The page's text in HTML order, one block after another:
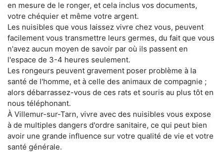
en mesure de le ronger, et cela inclus vos documents,
votre chéquier et même votre argent.
Les nuisibles que vous laissez vivre chez vous, peuvent
facilement vous transmettre leurs germes, du fait que vous
n'avez aucun moyen de savoir par où ils passent en
l'espace de 3-4 heures seulement.
Les rongeurs peuvent gravement poser problème à la
santé de l'homme, et à celle des animaux de compagnie ;
alors débarrassez-vous de ces rats et souris au plus tôt en
nous téléphonant.
À Villemur-sur-Tarn, vivre avec des nuisibles vous expose
à de multiples dangers d'ordre sanitaire, ce qui peut bien
avoir une grande influence sur votre qualité de vie et votre
santé générale.